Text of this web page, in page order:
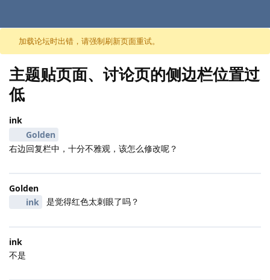
跳至内容
加载论坛时出错，请强制刷新页面重试。
主题贴页面、讨论页的侧边栏位置过
低
ink
Golden
右边回复栏中，十分不雅观，该怎么修改呢？
Golden
ink
是觉得红色太刺眼了吗？
ink
不是